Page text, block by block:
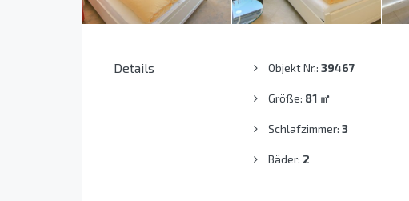
Details Objekt Nr.: 39467
Größe: 81 ㎡
Schlafzimmer: 3
Bäder: 2